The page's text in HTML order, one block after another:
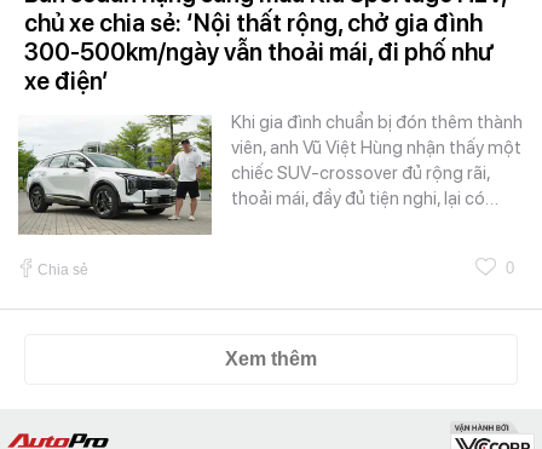
chủ xe chia sẻ: ‘Nội thất rộng, chở gia đình
300-500km/ngày vẫn thoải mái, đi phố như
xe điện’
Khi gia đình chuẩn bị đón thêm thành
viên, anh Vũ Việt Hùng nhận thấy một
chiếc SUV-crossover đủ rộng rãi,
thoải mái, đầy đủ tiện nghi, lại có…
Chia sẻ 0
Xem thêm